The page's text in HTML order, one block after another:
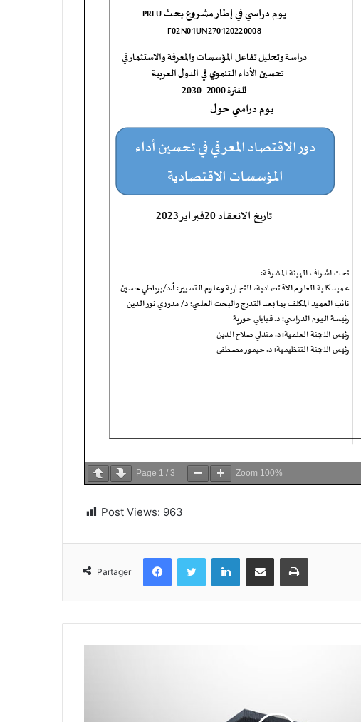
Page 1 / 3 Zoom 100%
Post Views: 963
Partager
FacebookTwitter LinkedinPartager par email Imprimer